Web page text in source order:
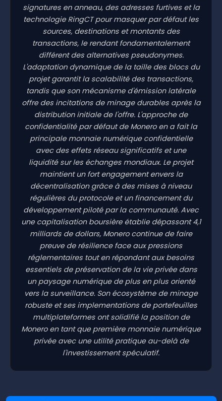
signatures en anneau, des adresses furtives et la
technologie RingCT pour masquer par défaut les
sources, destinations et montants des
transactions, le rendant fondamentalement
différent des alternatives pseudonymes.
L'adaptation dynamique de la taille des blocs du
projet garantit la scalabilité des transactions,
tandis que son mécanisme d'émission latérale
offre des incitations de minage durables après la
distribution initiale de l'offre. L'approche de
confidentialité par défaut de Monero en a fait la
principale monnaie numérique confidentielle
avec des effets réseau significatifs et une
liquidité sur les échanges mondiaux. Le projet
maintient un fort engagement envers la
décentralisation grâce à des mises à niveau
régulières du protocole et un financement du
développement piloté par la communauté. Avec
une capitalisation boursière établie dépassant 4,1
milliards de dollars, Monero continue de faire
preuve de résilience face aux pressions
réglementaires tout en répondant aux besoins
essentiels de préservation de la vie privée dans
un paysage numérique de plus en plus orienté
vers la surveillance. Son écosystème de minage
robuste et ses implementations de portefeuilles
multiplateformes ont solidifié la position de
Monero en tant que première monnaie numérique
privée avec une utilité pratique au-delà de
l'investissement spéculatif.